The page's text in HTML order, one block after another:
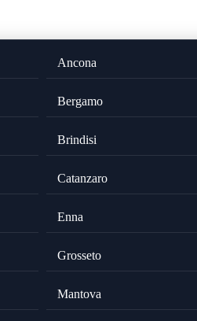
Ancona
Bergamo
Brindisi
Catanzaro
Enna
Grosseto
Mantova